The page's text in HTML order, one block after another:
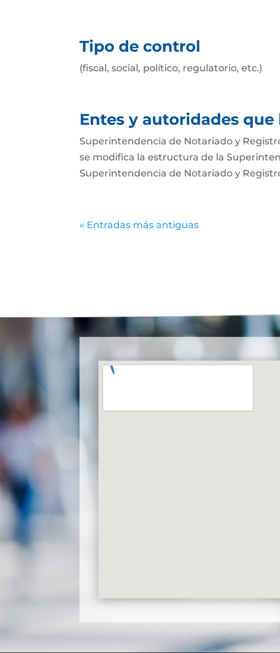
Tipo de control
(fiscal, social, político, regulatorio, etc.)
Entes y autoridades
Superintendencia de Notariado y
se modifica la estructura de la
Superintendencia de Notariado y
« Entradas más antiguas